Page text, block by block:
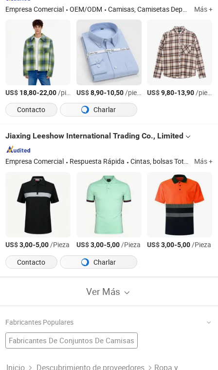
Logo Bordado
Empresa Comercial OEM/ODM Camisas, Camisetas Deportivas, Trajes de Baño, Chaqueta, Gorras y Sombreros Más +
US$ 18,80-22,00/piece US$8,90-10,50/piece US$9,80-13,90/piece
Contacto
Charlar
Jiaxing Leeshow International Trading Co., Limited
Empresa Comercial Respuesta Rápida Cintas, bolsas Totel, bolsa de cuello, bolsas de cosméticos, mochilas, gorras y ropa Más +
US$3,00-5,00/Pieza US$3,00-5,00/Pieza US$3,00-5,00/Pieza
Contacto
Charlar
Ver Más
Fabricantes Populares
Fabricantes De Conjuntos De Camisas
Inicio Descubrimiento de proveedores Ropa y